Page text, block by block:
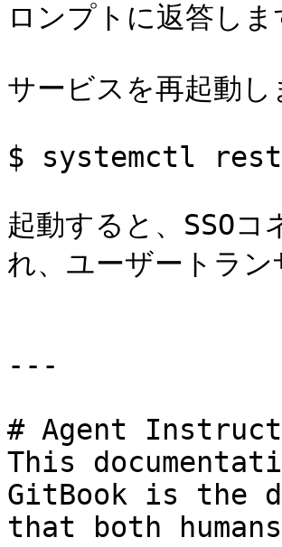
ロンプトに返答しま
サービスを再起動し
$ systemctl
起動すると、SSO
れ、ユーザートラ
---
# Agent
This
GitBook is the
that both